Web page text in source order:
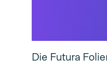
Die Futura